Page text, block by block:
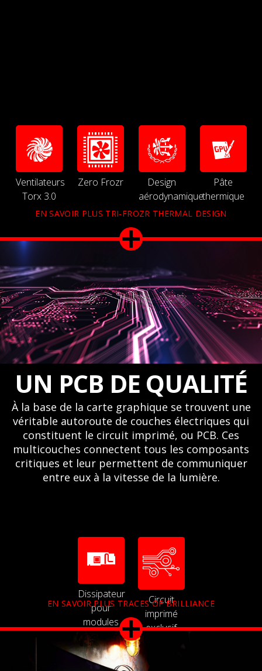
Ventilateurs
Torx 3.0
Zero Frozr
Design
aérodynamique
Pâte
thermique
EN SAVOIR PLUS TRI-FROZR THERMAL DESIGN
UN PCB DE QUALITÉ
À la base de la carte graphique se trouvent une
véritable autoroute de couches électriques qui
constituent le circuit imprimé, ou PCB. Ces
multicouches connectent tous les composants
critiques et leur permettent de communiquer
entre eux à la vitesse de la lumière.
Dissipateur
pour
modules
mémoire
Circuit
imprimé
exclusif
EN SAVOIR PLUS TRACES OF BRILLIANCE